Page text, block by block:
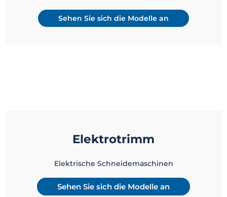
Sehen Sie sich die Modelle an
Elektrotrimm
Elektrische Schneidemaschinen
Sehen Sie sich die Modelle an